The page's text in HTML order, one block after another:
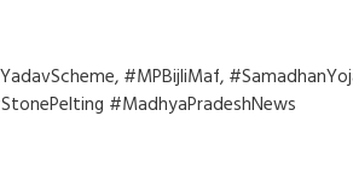
, #MPBijliMaf,
#MadhyaPradeshNews